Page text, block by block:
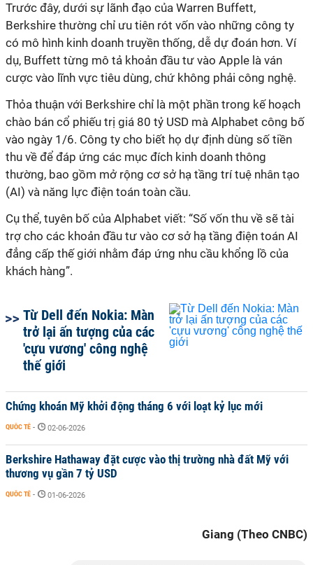
Trước đây, dưới sự lãnh đạo của Warren Buffett,
Berkshire thường chỉ ưu tiên rót vốn vào những công ty
có mô hình kinh doanh truyền thống, dễ dự đoán hơn. Ví
dụ, Buffett từng mô tả khoản đầu tư vào Apple là ván
cược vào lĩnh vực tiêu dùng, chứ không phải công nghệ.
Thỏa thuận với Berkshire chỉ là một phần trong kế hoạch
chào bán cổ phiếu trị giá 80 tỷ USD mà Alphabet công bố
vào ngày 1/6. Công ty cho biết họ dự định dùng số tiền
thu về để đáp ứng các mục đích kinh doanh thông
thường, bao gồm mở rộng cơ sở hạ tầng trí tuệ nhân tạo
(AI) và năng lực điện toán toàn cầu.
Cụ thể, tuyên bố của Alphabet viết: “Số vốn thu về sẽ tài
trợ cho các khoản đầu tư vào cơ sở hạ tầng điện toán AI
đẳng cấp thế giới nhằm đáp ứng nhu cầu khổng lồ của
khách hàng”.
Từ Dell đến Nokia: Màn
trở lại ấn tượng của các
'cựu vương' công nghệ
thế giới
Chứng khoán Mỹ khởi động tháng 6 với loạt kỷ lục mới
QUỐC TẾ - 02-06-2026
Berkshire Hathaway đặt cược vào thị trường nhà đất Mỹ với
thương vụ gần 7 tỷ USD
QUỐC TẾ - 01-06-2026
Giang (Theo CNBC)